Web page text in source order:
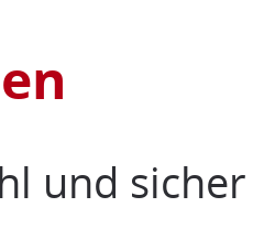
und sicher